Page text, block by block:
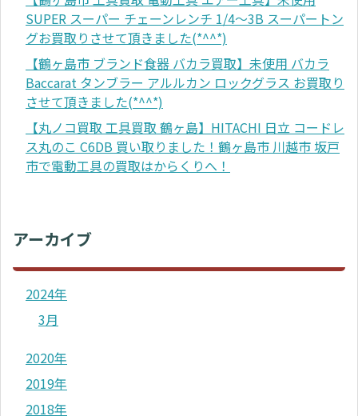
SUPER スーパー チェーンレンチ 1/4～3B スーパートン
グお買取りさせて頂きました(*^^*)
【鶴ヶ島市 ブランド食器 バカラ買取】未使用 バカラ
Baccarat タンブラー アルルカン ロックグラス お買取り
させて頂きました(*^^*)
【丸ノコ買取 工具買取 鶴ヶ島】HITACHI 日立 コードレ
ス丸のこ C6DB 買い取りました！鶴ヶ島市 川越市 坂戸
市で電動工具の買取はからくりへ！
アーカイブ
2024年
3月
2020年
2019年
2018年